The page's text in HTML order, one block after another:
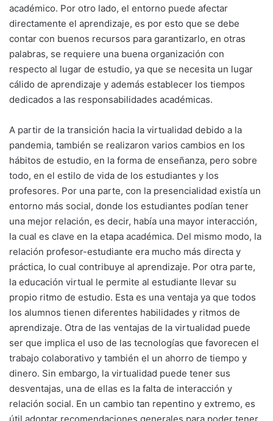
académico. Por otro lado, el entorno puede afectar
directamente el aprendizaje, es por esto que se debe
contar con buenos recursos para garantizarlo, en otras
palabras, se requiere una buena organización con
respecto al lugar de estudio, ya que se necesita un lugar
cálido de aprendizaje y además establecer los tiempos
dedicados a las responsabilidades académicas.
A partir de la transición hacia la virtualidad debido a la
pandemia, también se realizaron varios cambios en los
hábitos de estudio, en la forma de enseñanza, pero sobre
todo, en el estilo de vida de los estudiantes y los
profesores. Por una parte, con la presencialidad existía un
entorno más social, donde los estudiantes podían tener
una mejor relación, es decir, había una mayor interacción,
la cual es clave en la etapa académica. Del mismo modo, la
relación profesor-estudiante era mucho más directa y
práctica, lo cual contribuye al aprendizaje. Por otra parte,
la educación virtual le permite al estudiante llevar su
propio ritmo de estudio. Esta es una ventaja ya que todos
los alumnos tienen diferentes habilidades y ritmos de
aprendizaje. Otra de las ventajas de la virtualidad puede
ser que implica el uso de las tecnologías que favorecen el
trabajo colaborativo y también el un ahorro de tiempo y
dinero. Sin embargo, la virtualidad puede tener sus
desventajas, una de ellas es la falta de interacción y
relación social. En un cambio tan repentino y extremo, es